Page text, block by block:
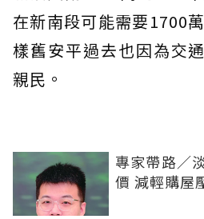
在新南段可能需要1700
樣舊安平過去也因為交
親民。
專家帶路／
價 減輕購屋